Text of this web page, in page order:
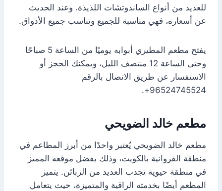
للعديد من أنواع الساندوتشات اللذيذة. وعند الحديث
عن أسعاره، فهي مناسبة للجميع وتناسب جميع الأذواق.
يفتح مطعم المطيري أبوابه يوميًا من الساعة 5 صباحًا
وحتى الساعة 12 منتصف الليل، ويمكنك الحجز أو
الاستفسار عن طريق الاتصال بالرقم
96524745524+.
مطعم خالد الضويحي
مطعم خالد الضويحي يُعتبر واحدًا من أبرز المطاعم في
منطقة الفروانية بالكويت، وذلك بفضل موقعه المميز
في منطقة حيوية تجذب العديد من الزبائن. يتميز
المطعم أيضًا بخدمته الراقية والمتميزة، حيث يتعامل